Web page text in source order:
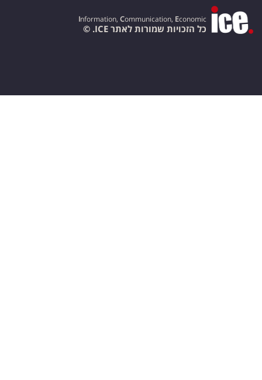
Information, Communication, Economic
כל הזכויות שמורות לאתר ICE. ©